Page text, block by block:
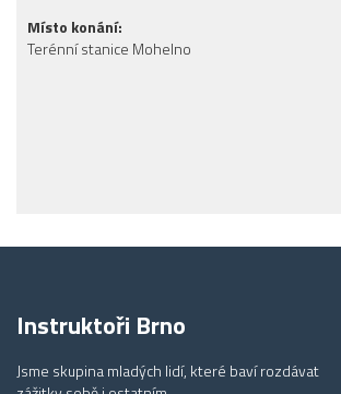
Místo konání:
Terénní stanice Mohelno
Instruktoři Brno
Jsme skupina mladých lidí, které baví rozdávat